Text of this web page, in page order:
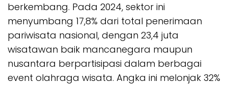
berkembang. Pada 2024, sektor ini
menyumbang 17,8% dari total penerimaan
pariwisata nasional, dengan 23,4 juta
wisatawan baik mancanegara maupun
nusantara berpartisipasi dalam berbagai
event olahraga wisata. Angka ini melonjak 32%